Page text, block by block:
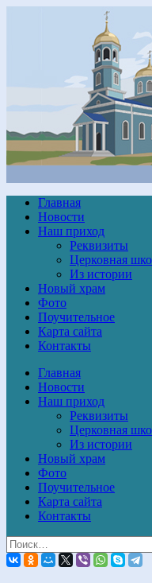
Главная
Новости
Наш приход
Реквизиты
Церковная
Из истории
Новый храм
Фото
Поучительное
Карта сайта
Контакты
Главная
Новости
Наш приход
Реквизиты
Церковная
Из истории
Новый храм
Фото
Поучительное
Карта сайта
Контакты